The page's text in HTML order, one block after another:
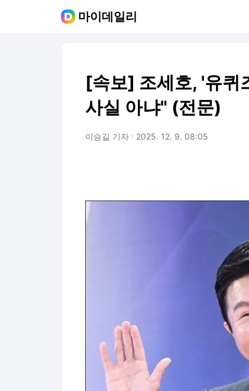
마이데일리
[속보] 조세호, '유퀴
사실 아냐" (전문)
이승길 기자 2025. 12. 9. 08:05